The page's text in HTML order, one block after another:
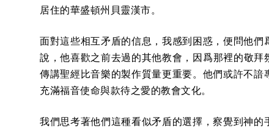
居住的華盛頓州貝靈漢市。
面對這些相互矛盾的信息，我感到困惑，便問他
說，他喜歡之前去過的其他教會，因爲那裡的敬
傳講聖經比音樂的製作質量更重要。他們或許不
充滿福音使命與款待之愛的教會文化。
我們思考著他們這種看似矛盾的選擇，察覺到神